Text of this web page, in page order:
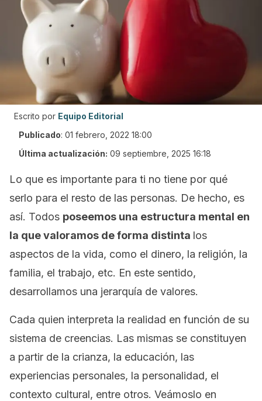
Escrito por Equipo Editorial
Publicado: 01 febrero, 2022 18:00
Última actualización: 09 septiembre, 2025 16:18
Lo que es importante para ti no tiene por qué
serlo para el resto de las personas. De hecho, es
así. Todos poseemos una estructura mental en
la que valoramos de forma distinta los
aspectos de la vida, como el dinero, la religión, la
familia, el trabajo, etc. En este sentido,
desarrollamos una jerarquía de valores.
Cada quien interpreta la realidad en función de su
sistema de creencias. Las mismas se constituyen
a partir de la crianza, la educación, las
experiencias personales, la personalidad, el
contexto cultural, entre otros. Veámoslo en